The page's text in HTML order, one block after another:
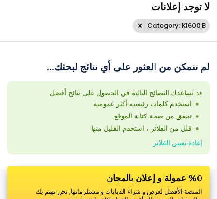
لا توجد إعلانات
Category: K1600 B
لم نتمكن من العثور على أي نتائج لبحثك...
قد تساعدك النصائح التالية في الحصول على نتائج أفضل
استخدم كلمات رئيسية أكثر عمومية
تحقق من صحة كتابة الموقع
قلل من الفلاتر ، استخدم القليل منها
إعادة تعيين الفلاتر
%0 عمولة و إعلان بالمجان
المنصة الأفضل لعرض و شراء الدبابات و مستلزماتها, نحن نهتم بك